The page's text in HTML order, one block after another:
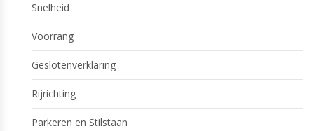
Snelheid
Voorrang
Geslotenverklaring
Rijrichting
Parkeren en Stilstaan